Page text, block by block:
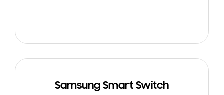
Samsung Smart Switch